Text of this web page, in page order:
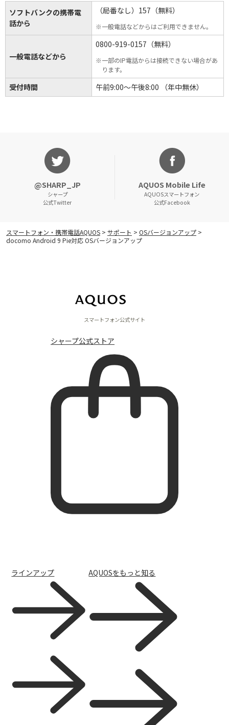
ソフトバンクの携帯電
話から
（局番なし）157（無料）
※一般電話などからはご利用できません。
一般電話などから
0800-919-0157（無料）
※一部のIP電話からは接続できない場合があ
ります。
受付時間 午前9:00～午後8:00 （年中無休）
@SHARP_JP
シャープ
公式Twitter
AQUOS Mobile Life
AQUOSスマートフォン
公式Facebook
スマートフォン・携帯電話AQUOS > サポート > OSバージョンアップ >
docomo Android 9 Pie対応 OSバージョンアップ
スマートフォン公式サイト
シャープ公式ストア
ラインアップ AQUOSをもっと知る